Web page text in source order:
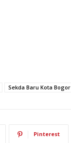
Sekda Baru Kota Bogor
Pinterest